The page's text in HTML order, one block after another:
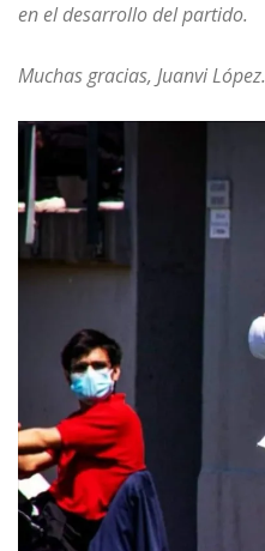
en el desarrollo del partido.
Muchas gracias, Juanvi López.